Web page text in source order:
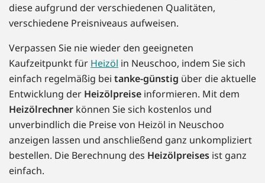
diese aufgrund der verschiedenen Qualitäten,
verschiedene Preisniveaus aufweisen.
Verpassen Sie nie wieder den geeigneten
Kaufzeitpunkt für Heizöl in Neuschoo, indem Sie sich
einfach regelmäßig bei tanke-günstig über die aktuelle
Entwicklung der Heizölpreise informieren. Mit dem
Heizölrechner können Sie sich kostenlos und
unverbindlich die Preise von Heizöl in Neuschoo
anzeigen lassen und anschließend ganz unkompliziert
bestellen. Die Berechnung des Heizölpreises ist ganz
einfach.